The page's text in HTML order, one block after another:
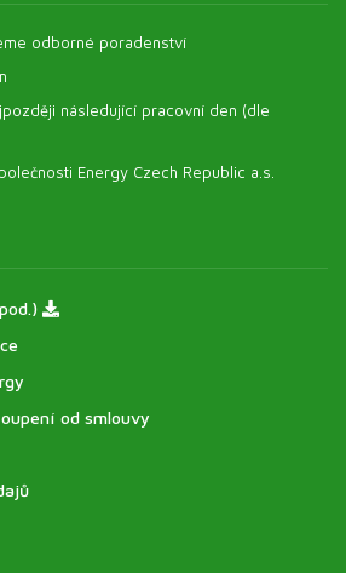
odborné poradenství
následující pracovní den (dle
Energy Czech Republic a.s.
od smlouvy